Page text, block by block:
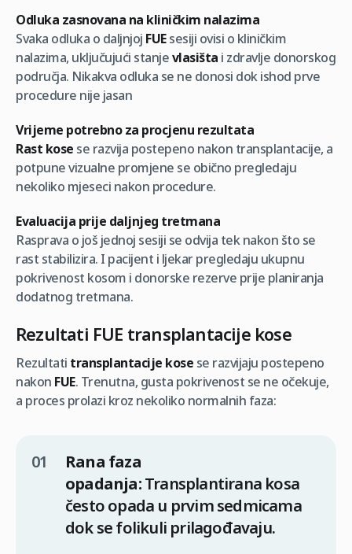
Odluka zasnovana na kliničkim nalazima
Svaka odluka o daljnjoj FUEsesiji ovisi o kliničkim
nalazima, uključujući stanjevlasišta i zdravlje donorskog
područja. Nikakva odluka se ne donosi dok ishod prve
procedure nije jasan
Vrijeme potrebno za procjenu rezultata
Rast kose se razvija postepeno nakon transplantacije, a
potpune vizualne promjene se obično pregledaju
nekoliko mjeseci nakon procedure.
Evaluacija prije daljnjeg tretmana
Rasprava o još jednoj sesiji se odvija tek nakon što se
rast stabilizira. I pacijent i ljekar pregledaju ukupnu
pokrivenost kosom i donorske rezerve prije planiranja
dodatnog tretmana.
Rezultati FUE transplantacije kose
Rezultati transplantacije kose se razvijaju postepeno
nakon FUE. Trenutna, gusta pokrivenost se ne očekuje,
a proces prolazi kroz nekoliko normalnih faza:
Rana faza
opadanja:Transplantirana kosa
često opada u prvim sedmicama
dok se folikuli prilagođavaju.